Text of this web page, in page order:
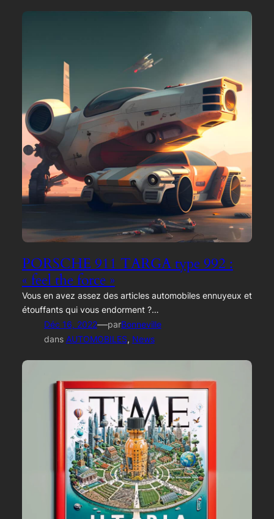
PORSCHE 911 TARGA type 992 :
« feel the force »
Vous en avez assez des articles automobiles ennuyeux et
étouffants qui vous endorment ?…
Déc 16, 2022—parBonneville
dans AUTOMOBILES, News